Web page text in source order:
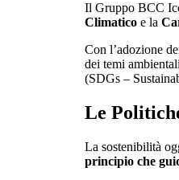
Il Gruppo BCC
Climatico e la
Con l’adozione
dei temi
(SDGs –
Le
La sostenibilità
principio che